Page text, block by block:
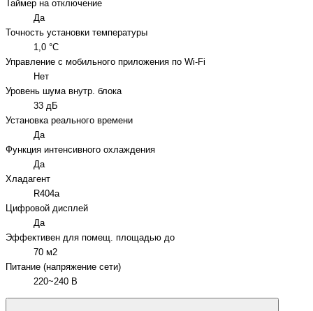
Таймер на отключение
Да
Точность установки температуры
1,0 °С
Управление c мобильного приложения по Wi-Fi
Нет
Уровень шума внутр. блока
33 дБ
Установка реального времени
Да
Функция интенсивного охлаждения
Да
Хладагент
R404a
Цифровой дисплей
Да
Эффективен для помещ. площадью до
70 м2
Питание (напряжение сети)
220~240 В